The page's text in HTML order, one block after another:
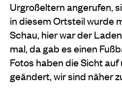
Urgroßeltern angerufen,
in diesem Ortsteil wurde
Schau, hier war der
mal, da gab es einen
Fotos haben die Sicht
geändert, wir sind näher